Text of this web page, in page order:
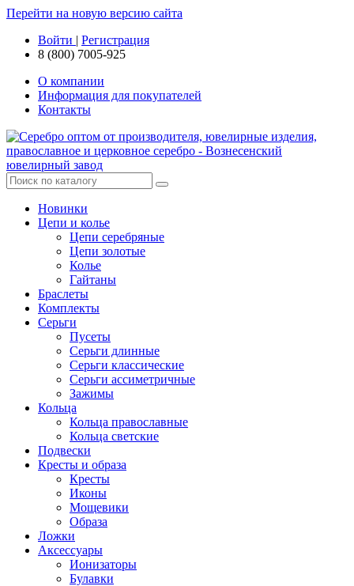
Перейти на новую версию сайта
Войти | Регистрация
8 (800) 7005-925
О компании
Информация для покупателей
Контакты
Новинки
Цепи и колье
Цепи серебряные
Цепи золотые
Колье
Гайтаны
Браслеты
Комплекты
Серьги
Пусеты
Серьги длинные
Серьги классические
Серьги ассиметричные
Зажимы
Кольца
Кольца православные
Кольца светские
Подвески
Кресты и образа
Кресты
Иконы
Мощевики
Образа
Ложки
Аксессуары
Ионизаторы
Булавки